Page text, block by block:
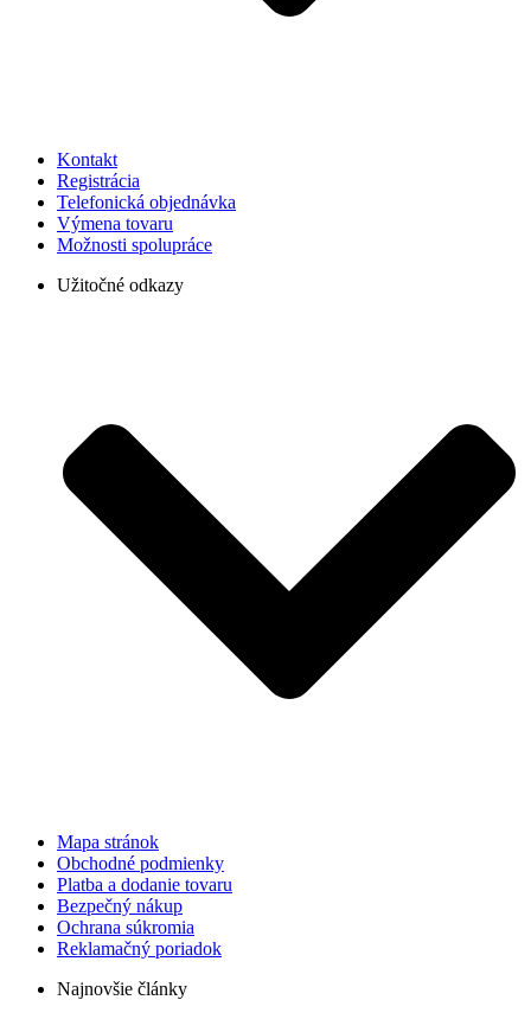
Kontakt
Registrácia
Telefonická objednávka
Výmena tovaru
Možnosti spolupráce
Užitočné odkazy
Mapa stránok
Obchodné podmienky
Platba a dodanie tovaru
Bezpečný nákup
Ochrana súkromia
Reklamačný poriadok
Najnovšie články